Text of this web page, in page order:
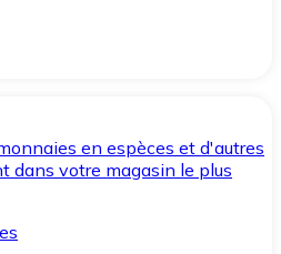
en espèces et d'autres
dans votre magasin le plus